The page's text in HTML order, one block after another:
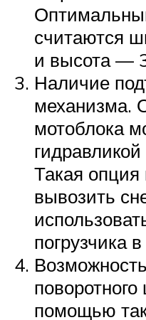
считаются
и высота —
Наличие
механизма.
мотоблока
Такая опция
вывозить
погрузчика
помощью